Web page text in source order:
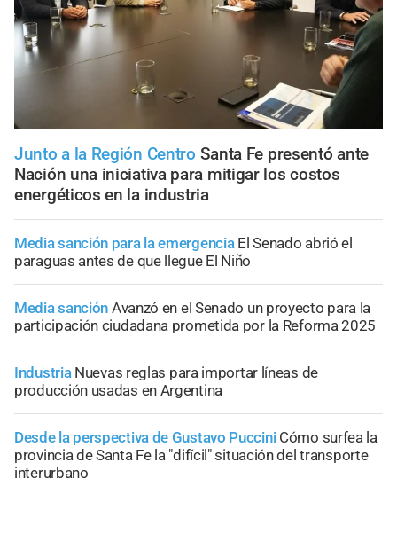
Junto a la Región Centro Santa Fe presentó ante
Nación una iniciativa para mitigar los costos
energéticos en la industria
Media sanción para la emergencia El Senado abrió el
paraguas antes de que llegue El Niño
Media sanción Avanzó en el Senado un proyecto para la
participación ciudadana prometida por la Reforma 2025
Industria Nuevas reglas para importar líneas de
producción usadas en Argentina
Desde la perspectiva de Gustavo Puccini Cómo surfea la
provincia de Santa Fe la "difícil" situación del transporte
interurbano